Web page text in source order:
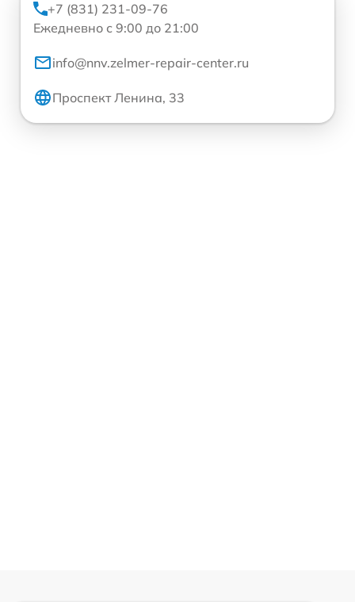
+7 (831) 231-09-76
Ежедневно с 9:00 до 21:00
info@nnv.zelmer-repair-center.ru
Проспект Ленина, 33